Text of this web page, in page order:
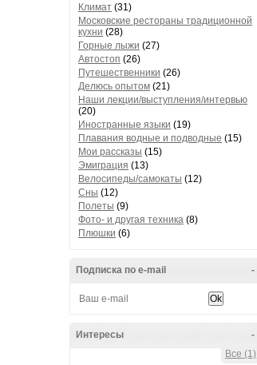
Климат (31)
Московские рестораны традиционной
кухни (28)
Горные лыжи (27)
Автостоп (26)
Путешественники (26)
Делюсь опытом (21)
Наши лекции/выступления/интервью
(20)
Иностранные языки (19)
Плавания водные и подводные (15)
Мои рассказы (15)
Эмиграция (13)
Велосипеды/самокаты (12)
Сны (12)
Полеты (9)
Фото- и другая техника (8)
Плюшки (6)
-
Подписка по e-mail
-
Интересы
Все (1)